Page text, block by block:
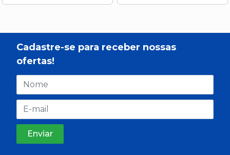
Cadastre-se para receber nossas
ofertas!